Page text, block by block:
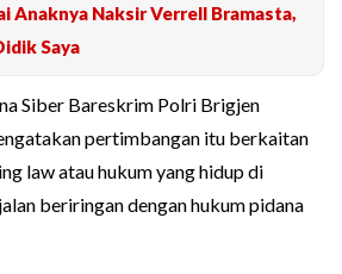
Anaknya Naksir Verrell Bramasta,
Saya
Siber Bareskrim Polri Brigjen
pertimbangan itu berkaitan
law atau hukum yang hidup di
beriringan dengan hukum pidana